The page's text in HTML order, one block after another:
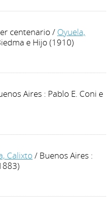
centenario / Oyuela,
e Hijo (1910)
Aires : Pablo E. Coni e
Calixto / Buenos Aires :